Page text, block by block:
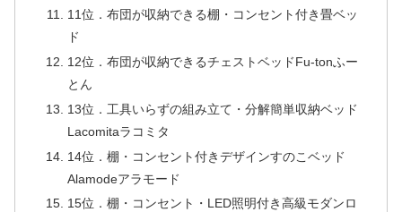
11位．布団が収納できる棚・コンセント付き畳ベッ
ド
12位．布団が収納できるチェストベッドFu-tonふー
とん
13位．工具いらずの組み立て・分解簡単収納ベッド
Lacomitaラコミタ
14位．棚・コンセント付きデザインすのこベッド
Alamodeアラモード
15位．棚・コンセント・LED照明付き高級モダンロ